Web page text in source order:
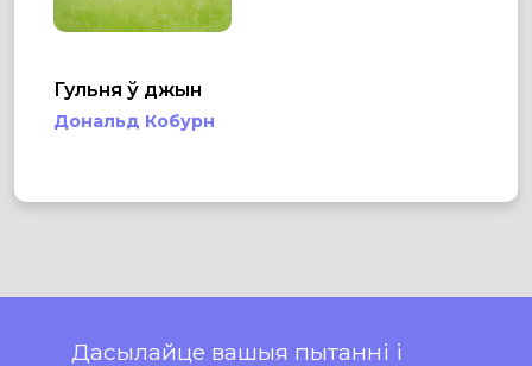
Гульня ў джын
Дональд Кобурн
Дасылайце вашыя пытанні і